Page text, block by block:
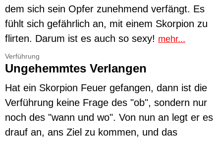
dem sich sein Opfer zunehmend verfängt. Es
fühlt sich gefährlich an, mit einem Skorpion zu
flirten. Darum ist es auch so sexy! mehr...
Verführung
Ungehemmtes Verlangen
Hat ein Skorpion Feuer gefangen, dann ist die
Verführung keine Frage des "ob", sondern nur
noch des "wann und wo". Von nun an legt er es
drauf an, ans Ziel zu kommen, und das